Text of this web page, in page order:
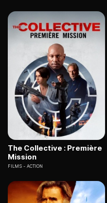
The Collective : Première
Mission
FILMS ACTION